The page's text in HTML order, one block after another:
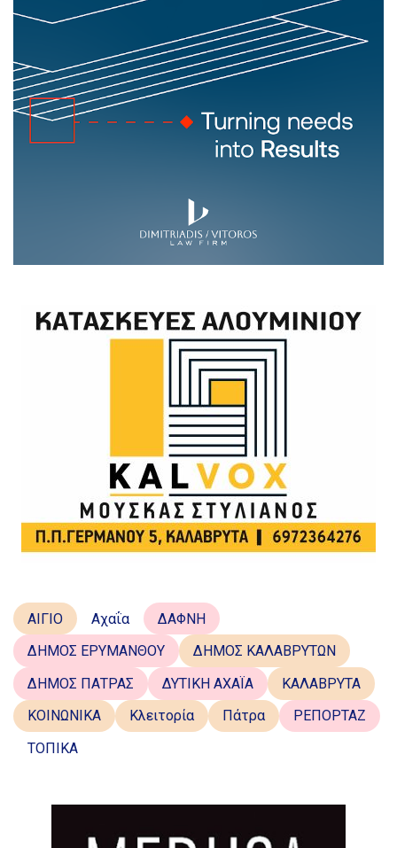
ΑΙΓΙΟ Αχαΐα
ΔΑΦΝΗ
ΔΗΜΟΣ ΕΡΥΜΑΝΘΟΥ
ΔΗΜΟΣ ΚΑΛΑΒΡΥΤΩΝ
ΔΗΜΟΣ ΠΑΤΡΑΣ
ΔΥΤΙΚΗ ΑΧΑΪΑ
ΚΑΛΑΒΡΥΤΑ
ΚΟΙΝΩΝΙΚΑ
Κλειτορία Πάτρα
ΡΕΠΟΡΤΑΖ
ΤΟΠΙΚΑ